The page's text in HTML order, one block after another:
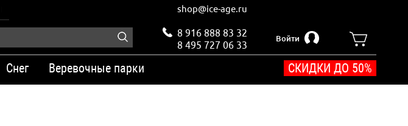
shop@ice-age.ru
8 916 888 83 32
8 495 727 06 33
Войти
Снег Веревочные парки СКИДКИ ДО 50%